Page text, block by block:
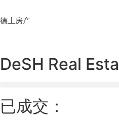
to
德上房产
DeSH Real
已成交：